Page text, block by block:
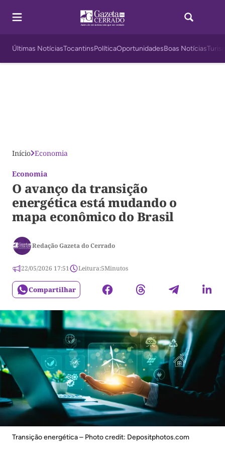
Últimas NotíciasTocantinsPolíticaOportunidadesBoas Notícias
Início Economia
Economia
O avanço da transição
energética está mudando o
mapa econômico do Brasil
Redação Gazeta do Cerrado
22/05/2026 17:51 Leitura:5Minutos
Compartilhar
Transição energética – Photo credit: Depositphotos.com